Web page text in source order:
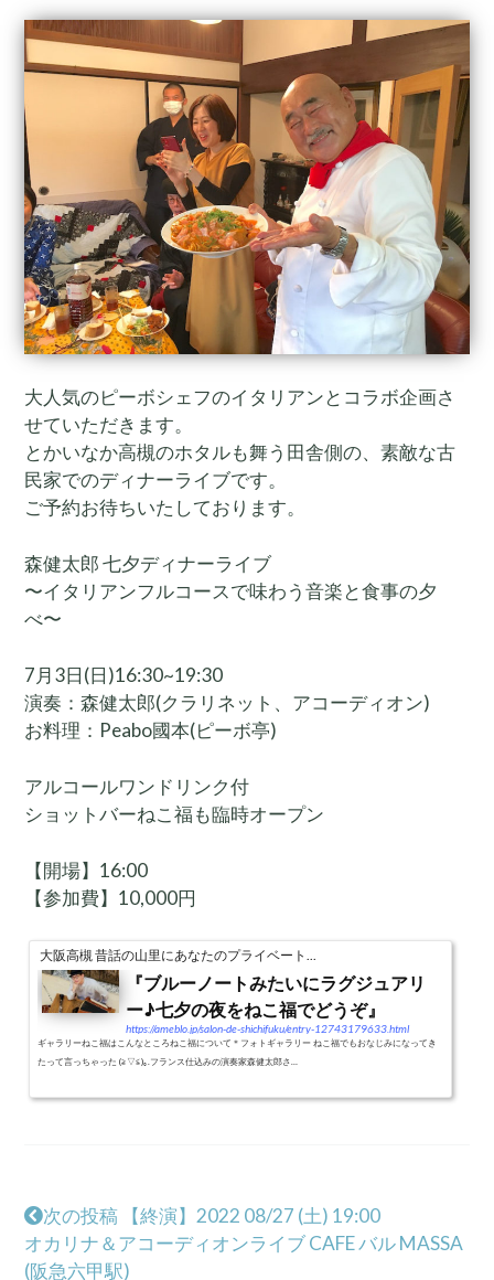
大人気のピーボシェフのイタリアンとコラボ企画さ
せていただきます。
とかいなか高槻のホタルも舞う田舎側の、素敵な古
民家でのディナーライブです。
ご予約お待ちいたしております。
森健太郎 七夕ディナーライブ
〜イタリアンフルコースで味わう音楽と食事の夕
べ〜
7月3日(日)16:30~19:30
演奏：森健太郎(クラリネット、アコーディオン)
お料理：Peabo國本(ピーボ亭)
アルコールワンドリンク付
ショットバーねこ福も臨時オープン
【開場】16:00
【参加費】10,000円
大阪高槻 昔話の山里にあなたのプライベート...
『ブルーノートみたいにラグジュアリ
ー♪七夕の夜をねこ福でどうぞ』
https://ameblo.jp/salon-de-shichifuku/entry-12743179633.html
ギャラリーねこ福はこんなところねこ福について＊フォトギャラリー ねこ福でもおなじみになってき
たって言っちゃった (≧▽≦)｡.フランス仕込みの演奏家森健太郎さ…
次の投稿 【終演】2022 08/27 (土) 19:00
オカリナ＆アコーディオンライブ CAFE バル MASSA
(阪急六甲駅)